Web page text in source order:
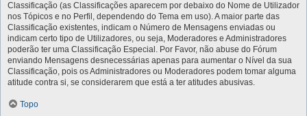
Classificação (as Classificações aparecem por debaixo do Nome de Utilizador
nos Tópicos e no Perfil, dependendo do Tema em uso). A maior parte das
Classificação existentes, indicam o Número de Mensagens enviadas ou
indicam certo tipo de Utilizadores, ou seja, Moderadores e Administradores
poderão ter uma Classificação Especial. Por Favor, não abuse do Fórum
enviando Mensagens desnecessárias apenas para aumentar o Nível da sua
Classificação, pois os Administradores ou Moderadores podem tomar alguma
atitude contra si, se considerarem que está a ter atitudes abusivas.
Topo